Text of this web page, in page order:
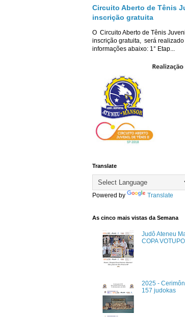
Circuito Aberto de Tênis
inscrição gratuita
O Circuito Aberto de Tênis
inscrição gratuita, será realizado
informações abaixo: 1° Etap...
Translate
Powered by Translate
As cinco mais vistas da Semana
Judô Ateneu
COPA
2025 -
157 judokas